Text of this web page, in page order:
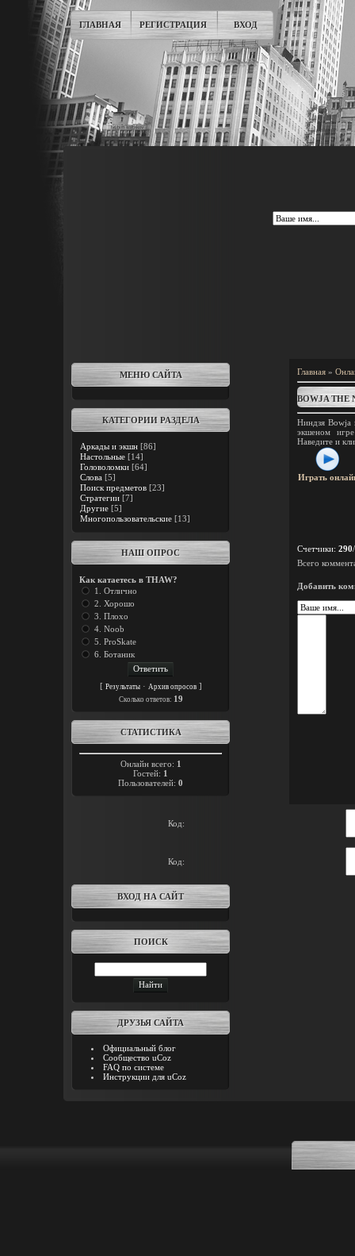
ГЛАВНАЯ РЕГИСТРАЦИЯ ВХОД
МЕНЮ САЙТА
КАТЕГОРИИ РАЗДЕЛА
Аркады и экшн [86]
Настольные [14]
Головоломки [64]
Слова [5]
Поиск предметов [23]
Стратегии [7]
Другие [5]
Многопользовательские [13]
НАШ ОПРОС
Как катаетесь в THAW?
1. Отлично
2. Хорошо
3. Плохо
4. Noob
5. ProSkate
6. Ботаник
[ Результаты· Архив опросов]
Cколько ответов: 19
СТАТИСТИКА
Онлайн всего: 1
Гостей: 1
Пользователей: 0
Главная »
BOWJA THE
Ниндзя Bowja
экшеном
Наведите и
Играть
Счетчики: 290/
Всего
Добавить
Код:
Код:
ВХОД НА САЙТ
ПОИСК
ДРУЗЬЯ САЙТА
Официальный блог
Сообщество uCoz
FAQ по системе
Инструкции для uCoz